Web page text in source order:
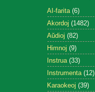
AI-farita (6)
Akordoj (1482)
Aŭdioj (82)
Himnoj (9)
Instrua (33)
Instrumenta (12)
Karaokeoj (39)